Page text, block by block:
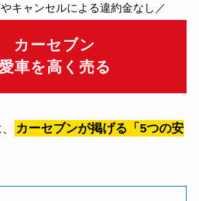
キャンセルによる違約金なし／
カーセブン
車を高く売る
カーセブンが掲げる「5つの安